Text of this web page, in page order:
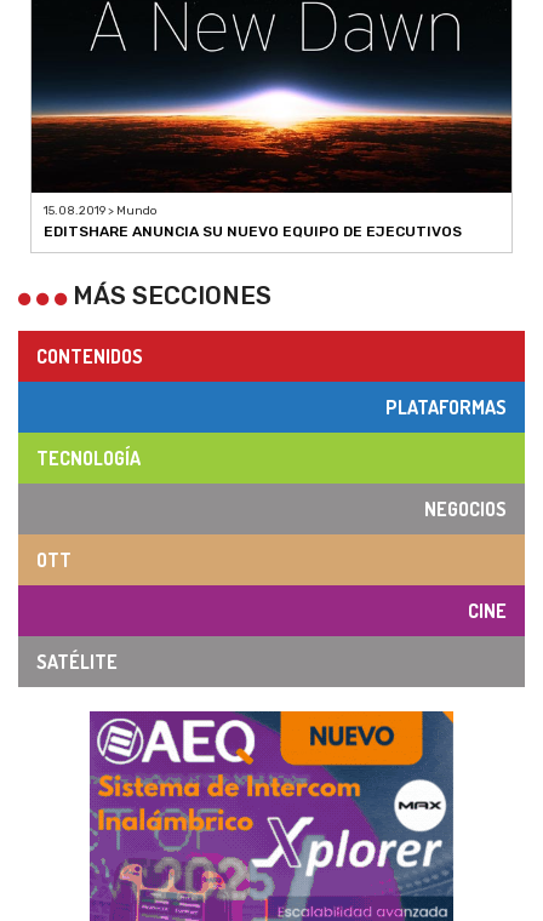
15.08.2019 > Mundo
EDITSHARE ANUNCIA SU NUEVO EQUIPO DE EJECUTIVOS
MÁS SECCIONES
CONTENIDOS
PLATAFORMAS
TECNOLOGÍA
NEGOCIOS
OTT
CINE
SATÉLITE